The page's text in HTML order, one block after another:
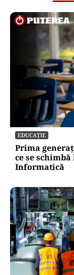
EDUCAȚIE
Prima
ce se
Informatică